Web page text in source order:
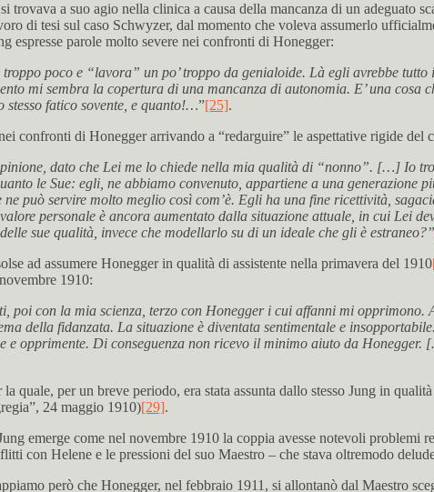
a suo agio nella clinica a causa della mancanza di un adeguato
di tesi sul caso Schwyzer, dal momento che voleva assumerlo
espresse parole molto severe nei confronti di Honegger:
poco e “lavora” un po’ troppo da genialoide. Là egli avrebbe tutto
mi sembra la copertura di una mancanza di autonomia. E’ una cosa
fatico sovente, e quanto!…”[25].
confronti di Honegger arrivando a “redarguire” le aspettative rigide del
dato che Lei me lo chiede nella mia qualità di “nonno”. […] Io
le Sue: egli, ne abbiamo convenuto, appartiene a una generazione
può servire molto meglio così com’è. Egli ha una fine ricettività,
personale è ancora aumentato dalla situazione attuale, in cui Lei
sue qualità, invece che modellarlo su di un ideale che gli è estraneo?”
ad assumere Honegger in qualità di assistente nella primavera del 1910
1910:
con la mia scienza, terzo con Honegger i cui affanni mi opprimono.
della fidanzata. La situazione è diventata sentimentale e
opprimente. Di conseguenza non ricevo il minimo aiuto da
quale, per un breve periodo, era stata assunta dallo stesso Jung in
24 maggio 1910)[29].
emerge come nel novembre 1910 la coppia avesse notevoli problemi
con Helene e le pressioni del suo Maestro – che stava oltremodo
però che Honegger, nel febbraio 1911, si allontanò dal Maestro